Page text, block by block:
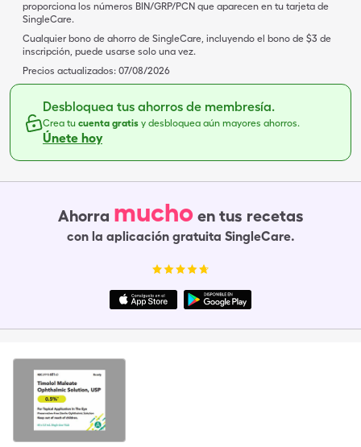
proporciona los números BIN/GRP/PCN que aparecen en tu tarjeta de
SingleCare.
Cualquier bono de ahorro de SingleCare, incluyendo el bono de $3 de
inscripción, puede usarse solo una vez.
Precios actualizados: 07/08/2026
Desbloquea tus ahorros de membresía.
Crea tu cuenta gratis y desbloquea aún mayores ahorros.
Únete hoy
Ahorra mucho en tus recetas
con la aplicación gratuita SingleCare.